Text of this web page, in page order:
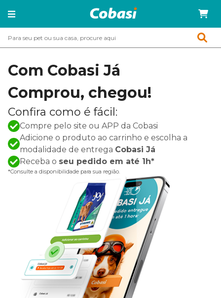
Com Cobasi Já
Comprou, chegou!
Confira como é fácil:
Compre pelo site ou APP da Cobasi
Adicione o produto ao carrinho e escolha a
modalidade de entrega Cobasi Já
Receba o seu pedido em até 1h*
*Consulte a disponibilidade para sua região.